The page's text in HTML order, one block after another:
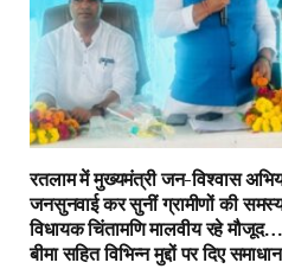
रतलाम में मुख्यमंत्री जन-विश्वास
जनसुनवाई कर सुनीं ग्रामीणों की
विधायक चिंतामणि मालवीय रहे
बीमा सहित विभिन्न मुद्दों पर दिए